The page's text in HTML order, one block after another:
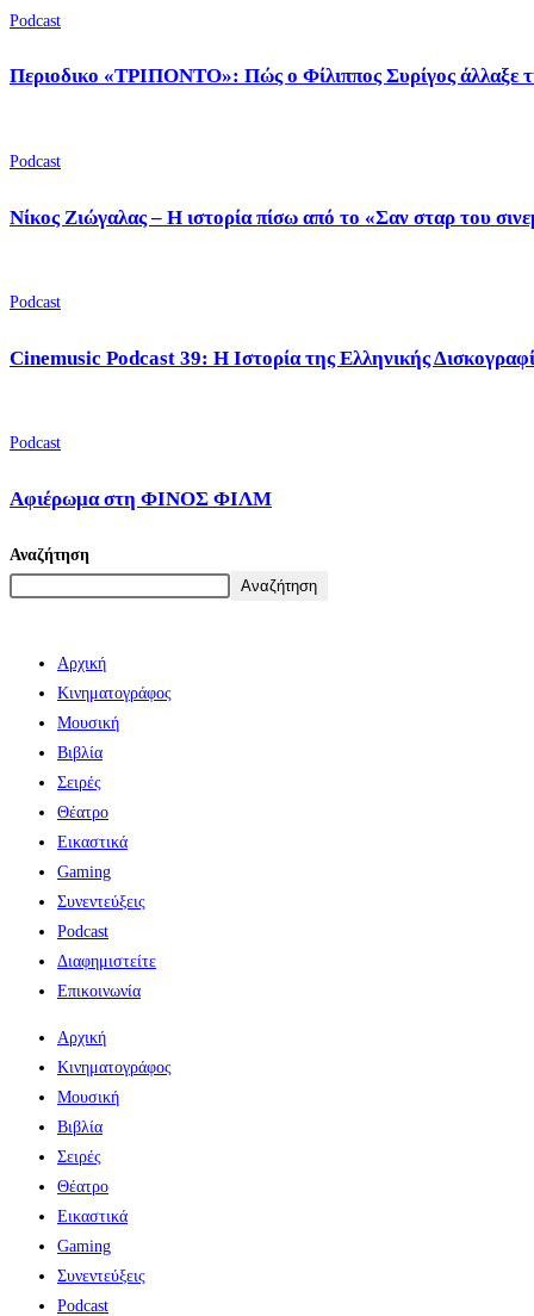
Podcast
Περιοδικο «ΤΡΙΠΟΝΤΟ»: Πώς ο Φίλιππος Συρίγος άλλαξε
Podcast
Νίκος Ζιώγαλας – Η ιστορία πίσω από το «Σαν σταρ του
Podcast
Cinemusic Podcast 39: Η Ιστορία της Ελληνικής
Podcast
Αφιέρωμα στη ΦΙΝΟΣ ΦΙΛΜ
Αναζήτηση
Αναζήτηση
Αρχική
Κινηματογράφος
Μουσική
Βιβλία
Σειρές
Θέατρο
Εικαστικά
Gaming
Συνεντεύξεις
Podcast
Διαφημιστείτε
Επικοινωνία
Αρχική
Κινηματογράφος
Μουσική
Βιβλία
Σειρές
Θέατρο
Εικαστικά
Gaming
Συνεντεύξεις
Podcast